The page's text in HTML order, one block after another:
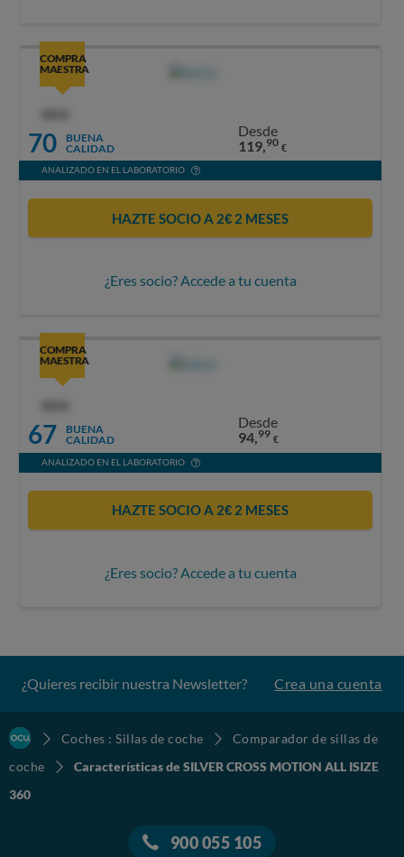
COMPRA
MAESTRA
70
BUENA
CALIDAD
Desde
119,90 €
ANALIZADO EN EL LABORATORIO
HAZTE SOCIO A 2€ 2 MESES
¿Eres socio? Accede a tu cuenta
COMPRA
MAESTRA
67
BUENA
CALIDAD
Desde
94,99 €
ANALIZADO EN EL LABORATORIO
HAZTE SOCIO A 2€ 2 MESES
¿Eres socio? Accede a tu cuenta
¿Quieres recibir nuestra Newsletter? Crea una cuenta
Coches : Sillas de coche
Comparador de sillas de
coche
Características de SILVER CROSS MOTION ALL ISIZE
360
900 055 105